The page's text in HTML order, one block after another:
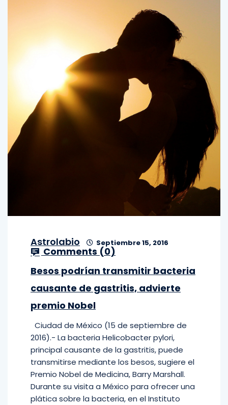
Astrolabio Septiembre 15, 2016
Comments (0)
Besos podrían transmitir bacteria
causante de gastritis, advierte
premio Nobel
Ciudad de México (15 de septiembre de
2016).- La bacteria Helicobacter pylori,
principal causante de la gastritis, puede
transmitirse mediante los besos, sugiere el
Premio Nobel de Medicina, Barry Marshall.
Durante su visita a México para ofrecer una
plática sobre la bacteria, en el Instituto